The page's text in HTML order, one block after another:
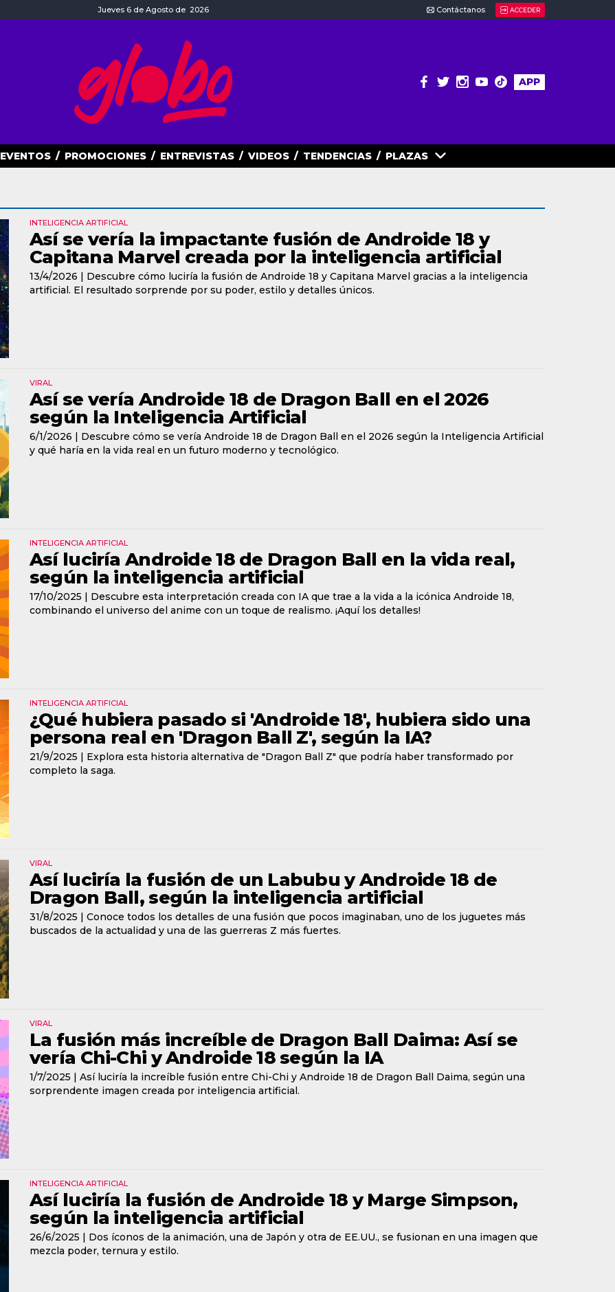
Jueves 6 de Agosto de 2026 Contáctanos ACCEDER
APP
EVENTOS / PROMOCIONES / ENTREVISTAS / VIDEOS / TENDENCIAS / PLAZAS
INTELIGENCIA ARTIFICIAL
Así se vería la impactante fusión de Androide 18 y
Capitana Marvel creada por la inteligencia artificial
13/4/2026 | Descubre cómo luciría la fusión de Androide 18 y Capitana Marvel gracias a la inteligencia
artificial. El resultado sorprende por su poder, estilo y detalles únicos.
VIRAL
Así se vería Androide 18 de Dragon Ball en el 2026
según la Inteligencia Artificial
6/1/2026 | Descubre cómo se vería Androide 18 de Dragon Ball en el 2026 según la Inteligencia Artificial
y qué haría en la vida real en un futuro moderno y tecnológico.
INTELIGENCIA ARTIFICIAL
Así luciría Androide 18 de Dragon Ball en la vida real,
según la inteligencia artificial
17/10/2025 | Descubre esta interpretación creada con IA que trae a la vida a la icónica Androide 18,
combinando el universo del anime con un toque de realismo. ¡Aquí los detalles!
INTELIGENCIA ARTIFICIAL
¿Qué hubiera pasado si 'Androide 18', hubiera sido una
persona real en 'Dragon Ball Z', según la IA?
21/9/2025 | Explora esta historia alternativa de "Dragon Ball Z" que podría haber transformado por
completo la saga.
VIRAL
Así luciría la fusión de un Labubu y Androide 18 de
Dragon Ball, según la inteligencia artificial
31/8/2025 | Conoce todos los detalles de una fusión que pocos imaginaban, uno de los juguetes más
buscados de la actualidad y una de las guerreras Z más fuertes.
VIRAL
La fusión más increíble de Dragon Ball Daima: Así se
vería Chi-Chi y Androide 18 según la IA
1/7/2025 | Así luciría la increíble fusión entre Chi-Chi y Androide 18 de Dragon Ball Daima, según una
sorprendente imagen creada por inteligencia artificial.
INTELIGENCIA ARTIFICIAL
Así luciría la fusión de Androide 18 y Marge Simpson,
según la inteligencia artificial
26/6/2025 | Dos íconos de la animación, una de Japón y otra de EE.UU., se fusionan en una imagen que
mezcla poder, ternura y estilo.